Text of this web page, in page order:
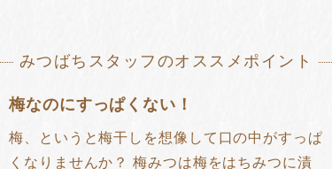
みつばちスタッフのオススメポイント
梅なのにすっぱくない！
梅、というと梅干しを想像して口の中がすっぱ
くなりませんか？ 梅みつは梅をはちみつに漬